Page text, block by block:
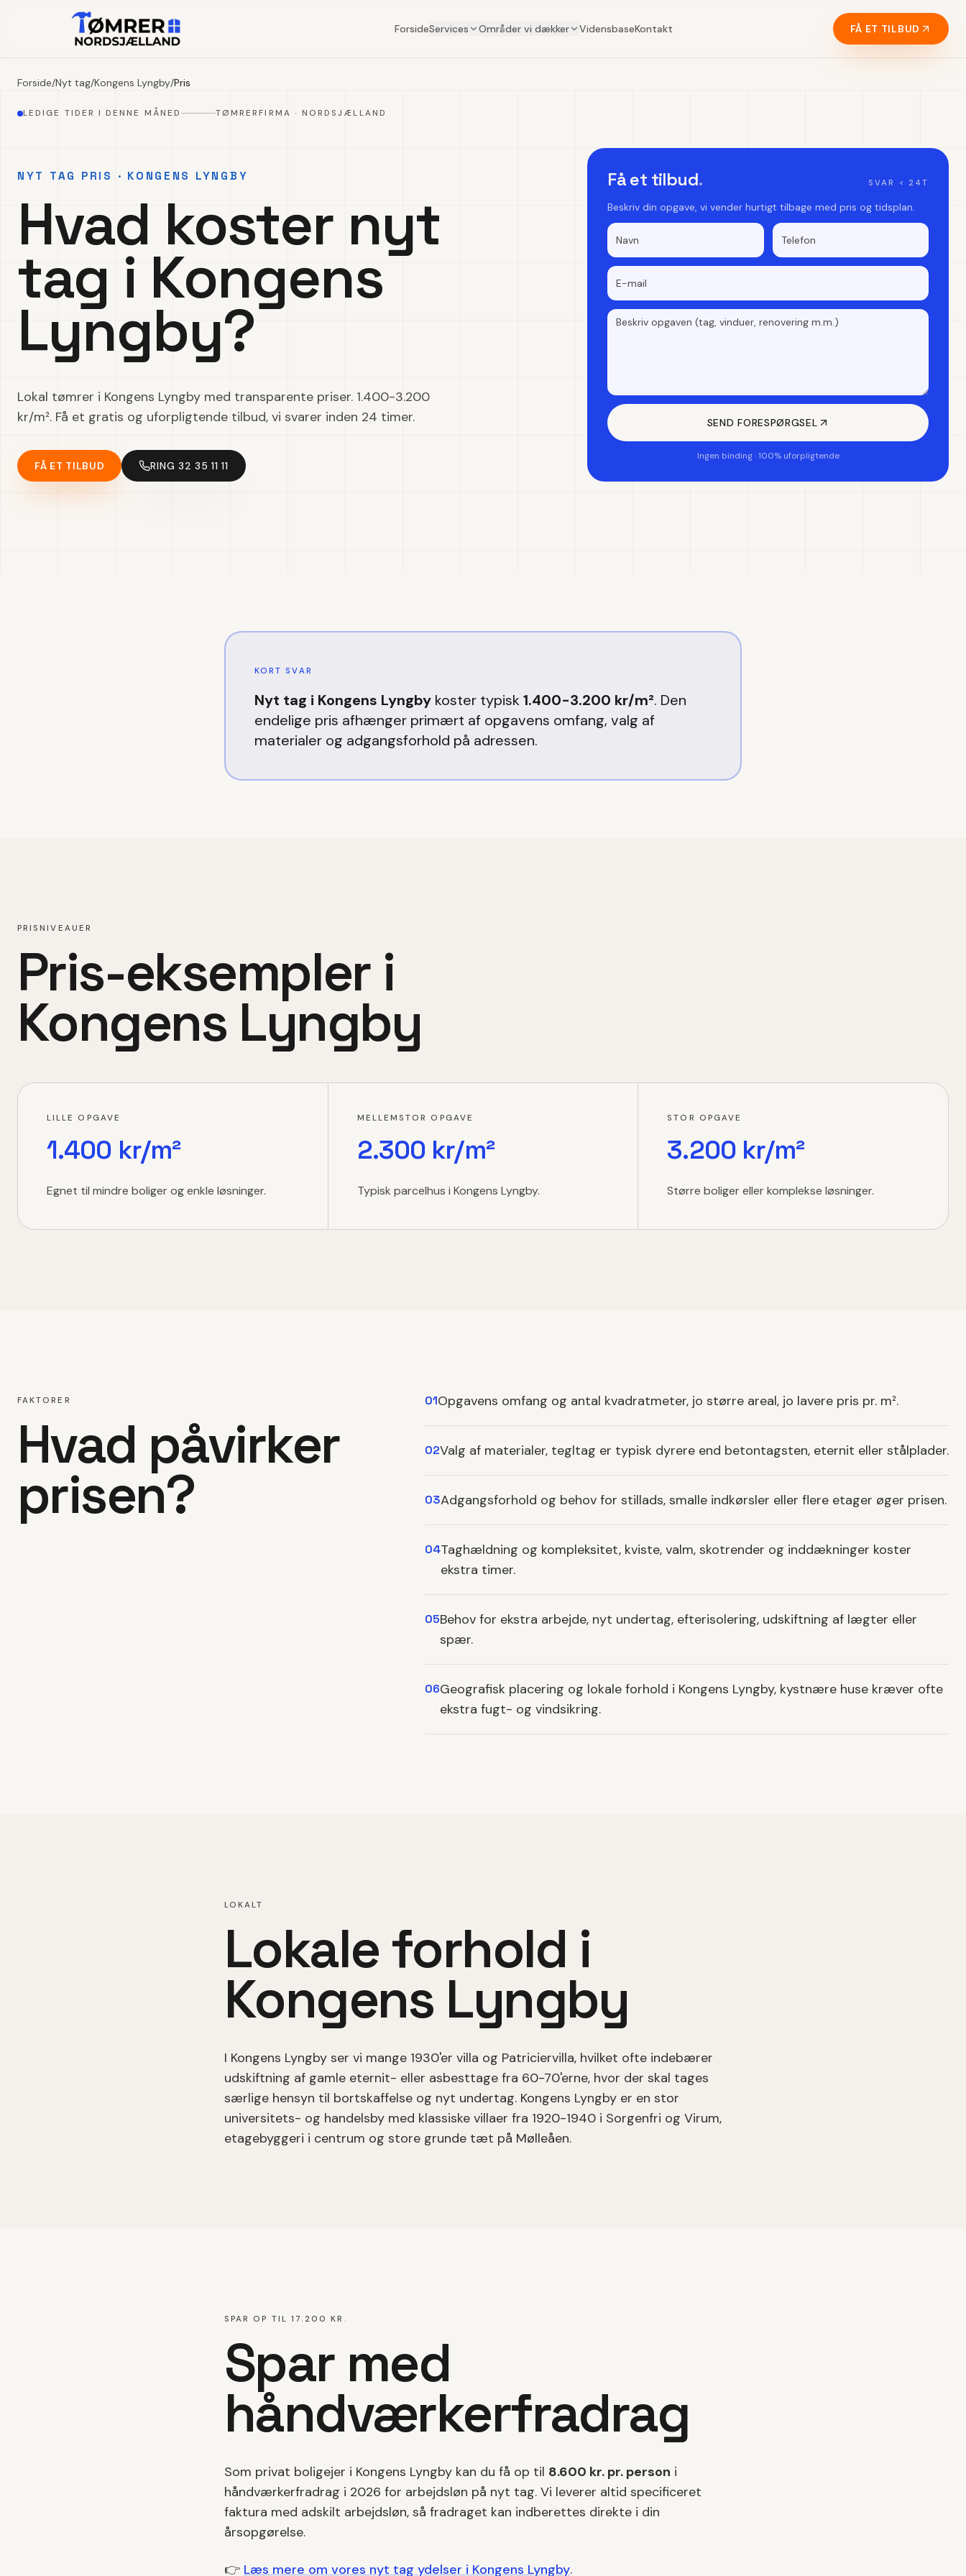
ForsideServices Områder vi dækker VidensbaseKontakt FÅ ET TILBUD
Forside/Nyt tag/Kongens Lyngby/Pris
LEDIGE TIDER I DENNE MÅNED TØMRERFIRMA · NORDSJÆLLAND
NYT TAG PRIS · KONGENS LYNGBY
Hvad koster nyt
tag i Kongens
Lyngby?
Lokal tømrer i Kongens Lyngby med transparente priser. 1.400-3.200
kr/m². Få et gratis og uforpligtende tilbud, vi svarer inden 24 timer.
FÅ ET TILBUD RING 32 35 11 11
Få et tilbud. SVAR < 24T
Beskriv din opgave, vi vender hurtigt tilbage med pris og tidsplan.
SEND FORESPØRGSEL
Ingen binding · 100% uforpligtende
KORT SVAR
Nyt tag i Kongens Lyngby koster typisk1.400-3.200 kr/m². Den
endelige pris afhænger primært af opgavens omfang, valg af
materialer og adgangsforhold på adressen.
PRISNIVEAUER
Pris-eksempler i
Kongens Lyngby
LILLE OPGAVE
1.400 kr/m²
Egnet til mindre boliger og enkle løsninger.
MELLEMSTOR OPGAVE
2.300 kr/m²
Typisk parcelhus i Kongens Lyngby.
STOR OPGAVE
3.200 kr/m²
Større boliger eller komplekse løsninger.
FAKTORER
Hvad påvirker
prisen?
01Opgavens omfang og antal kvadratmeter, jo større areal, jo lavere pris pr. m².
02Valg af materialer, tegltag er typisk dyrere end betontagsten, eternit eller stålplader.
03Adgangsforhold og behov for stillads, smalle indkørsler eller flere etager øger prisen.
04Taghældning og kompleksitet, kviste, valm, skotrender og inddækninger koster
ekstra timer.
05Behov for ekstra arbejde, nyt undertag, efterisolering, udskiftning af lægter eller
spær.
06Geografisk placering og lokale forhold i Kongens Lyngby, kystnære huse kræver ofte
ekstra fugt- og vindsikring.
LOKALT
Lokale forhold i
Kongens Lyngby
I Kongens Lyngby ser vi mange 1930'er villa og Patriciervilla, hvilket ofte indebærer
udskiftning af gamle eternit- eller asbesttage fra 60-70'erne, hvor der skal tages
særlige hensyn til bortskaffelse og nyt undertag. Kongens Lyngby er en stor
universitets- og handelsby med klassiske villaer fra 1920-1940 i Sorgenfri og Virum,
etagebyggeri i centrum og store grunde tæt på Mølleåen.
SPAR OP TIL 17.200 KR.
Spar med
håndværkerfradrag
Som privat boligejer i Kongens Lyngby kan du få op til 8.600 kr. pr. person i
håndværkerfradrag i 2026 for arbejdsløn på nyt tag. Vi leverer altid specificeret
faktura med adskilt arbejdsløn, så fradraget kan indberettes direkte i din
årsopgørelse.
👉 Læs mere om vores nyt tag ydelser i Kongens Lyngby.